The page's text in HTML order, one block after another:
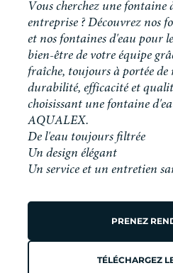
Vous cherchez une fontaine
entreprise ? Découvrez nos fo
et nos fontaines d'eau pour le
bien-être de votre équipe grâ
fraîche, toujours à portée de
durabilité, efficacité et qualit
choisissant une fontaine d'ea
AQUALEX.
De l'eau toujours filtrée
Un design élégant
Un service et un entretien
PRENEZ
TÉLÉCHARGEZ